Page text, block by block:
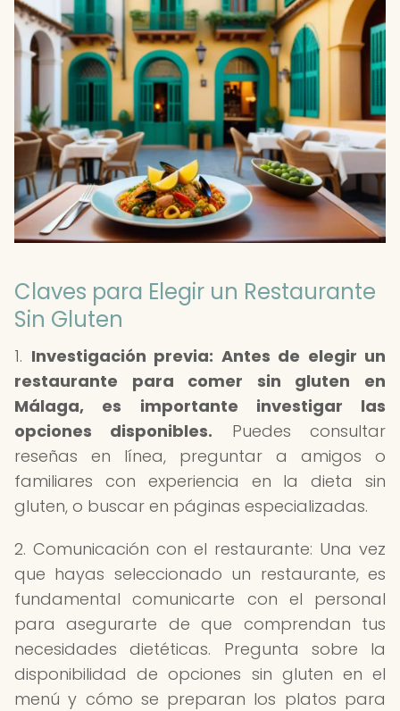
Claves para Elegir un Restaurante
Sin Gluten
1. Investigación previa: Antes de elegir un
restaurante para comer sin gluten en
Málaga, es importante investigar las
opciones disponibles. Puedes consultar
reseñas en línea, preguntar a amigos o
familiares con experiencia en la dieta sin
gluten, o buscar en páginas especializadas.
2. Comunicación con el restaurante: Una vez
que hayas seleccionado un restaurante, es
fundamental comunicarte con el personal
para asegurarte de que comprendan tus
necesidades dietéticas. Pregunta sobre la
disponibilidad de opciones sin gluten en el
menú y cómo se preparan los platos para